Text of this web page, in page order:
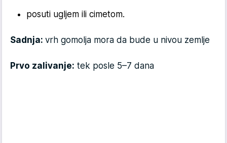
posuti ugljem ili cimetom.
Sadnja: vrh gomolja mora da bude u nivou zemlje
Prvo zalivanje: tek posle 5–7 dana